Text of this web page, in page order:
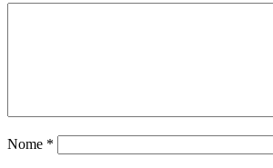
Nome *